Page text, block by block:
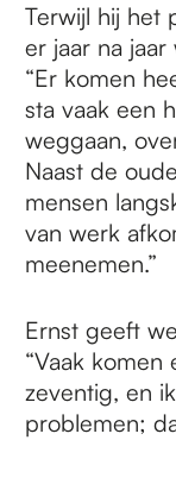
Terwijl hij het
er jaar na
“Er komen
sta vaak een
weggaan,
Naast de
mensen
van werk
meenemen.”
Ernst geeft
“Vaak
zeventig, en
problemen;